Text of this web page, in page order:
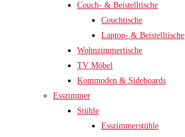
Couch- & Beistelltische
Couchtische
Laptop- & Beistelltische
Wohnzimmertische
TV Möbel
Kommoden & Sideboards
Esszimmer
Stühle
Esszimmerstühle